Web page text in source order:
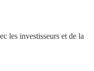
les investisseurs et de la